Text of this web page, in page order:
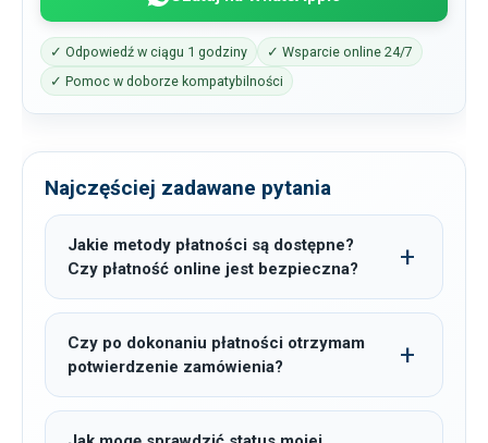
✓ Odpowiedź w ciągu 1 godziny
✓ Wsparcie online 24/7
✓ Pomoc w doborze kompatybilności
Najczęściej zadawane pytania
Jakie metody płatności są dostępne?
Czy płatność online jest bezpieczna?
Czy po dokonaniu płatności otrzymam
potwierdzenie zamówienia?